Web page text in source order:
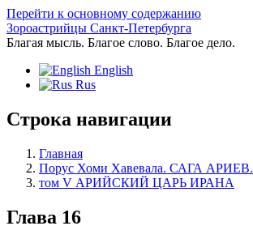
Перейти к основному содержанию
Зороастрийцы Санкт-Петербурга
Благая мысль. Благое слово. Благое дело.
English
Rus
Строка навигации
Главная
Порус Хоми Хавевала. САГА АРИЕВ.
том V АРИЙСКИЙ ЦАРЬ ИРАНА
Глава 16